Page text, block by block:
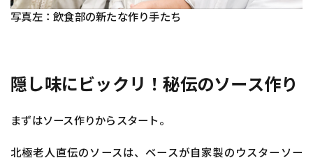
写真左：飲食部の新たな作り手たち
隠し味にビックリ！秘伝のソース作り
まずはソース作りからスタート。
北極老人直伝のソースは、ベースが自家製のウスターソー